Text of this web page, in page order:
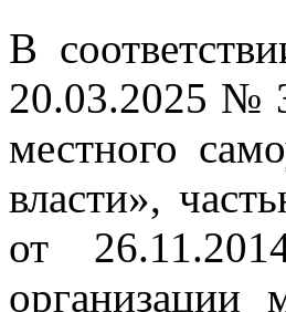
В
20.03.2025 №
местного
власти»,
от
организации